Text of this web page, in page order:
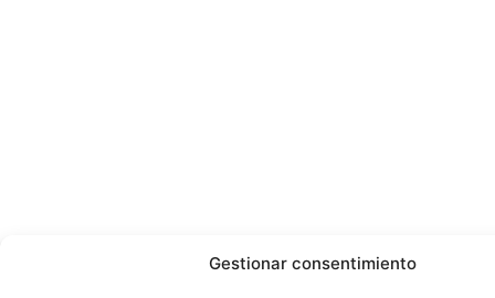
Gestionar consentimiento